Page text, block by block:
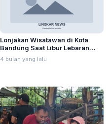
Lonjakan Wisatawan di Kota
Bandung Saat Libur Lebaran
2026 Jauh Melampaui Target,
Farhan Kaget
4 bulan yang lalu